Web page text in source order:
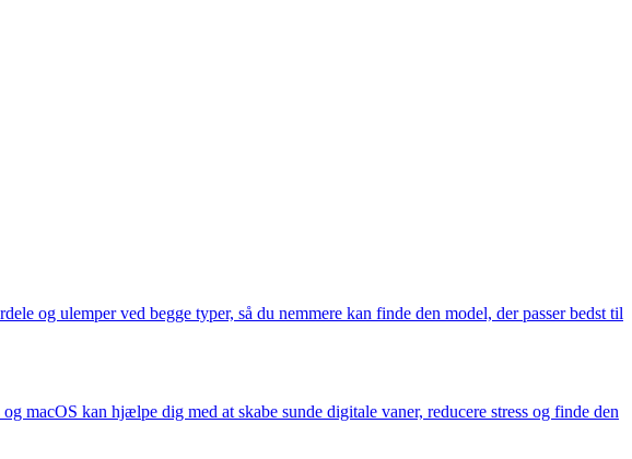
og ulemper ved begge typer, så du nemmere kan finde den model, der passer bedst til
kan hjælpe dig med at skabe sunde digitale vaner, reducere stress og finde den